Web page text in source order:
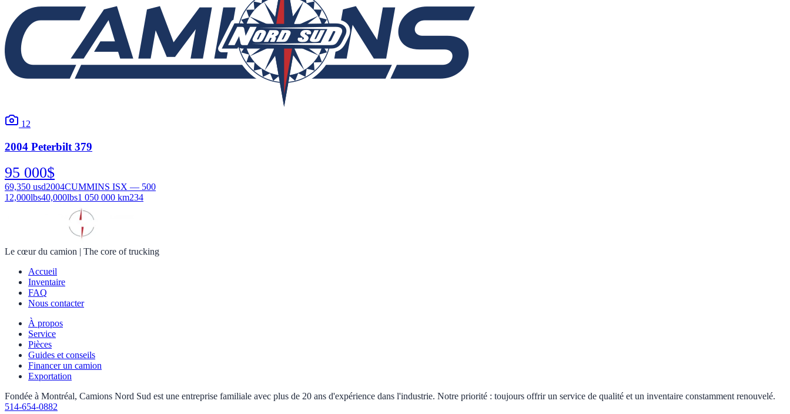
12
2004 Peterbilt 379
95 000$
69,350 usd2004CUMMINS ISX — 500
12,000lbs40,000lbs1 050 000 km234
Le cœur du camion | The core of trucking
Accueil
Inventaire
FAQ
Nous contacter
À propos
Service
Pièces
Guides et conseils
Financer un camion
Exportation
Fondée à Montréal, Camions Nord Sud est une entreprise familiale avec plus de 20 ans d'expérience dans l'industrie. Notre priorité : toujours offrir un service de qualité et un inventaire constamment renouvelé.
514-654-0882